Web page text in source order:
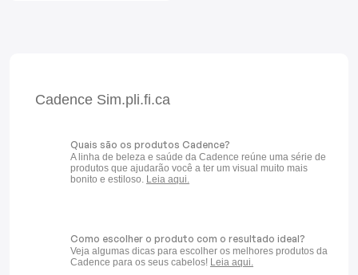
Cadence Sim.pli.fi.ca
Quais são os produtos Cadence?
A linha de beleza e saúde da Cadence reúne uma série de
produtos que ajudarão você a ter um visual muito mais
bonito e estiloso. Leia aqui.
Como escolher o produto com o resultado ideal?
Veja algumas dicas para escolher os melhores produtos da
Cadence para os seus cabelos! Leia aqui.